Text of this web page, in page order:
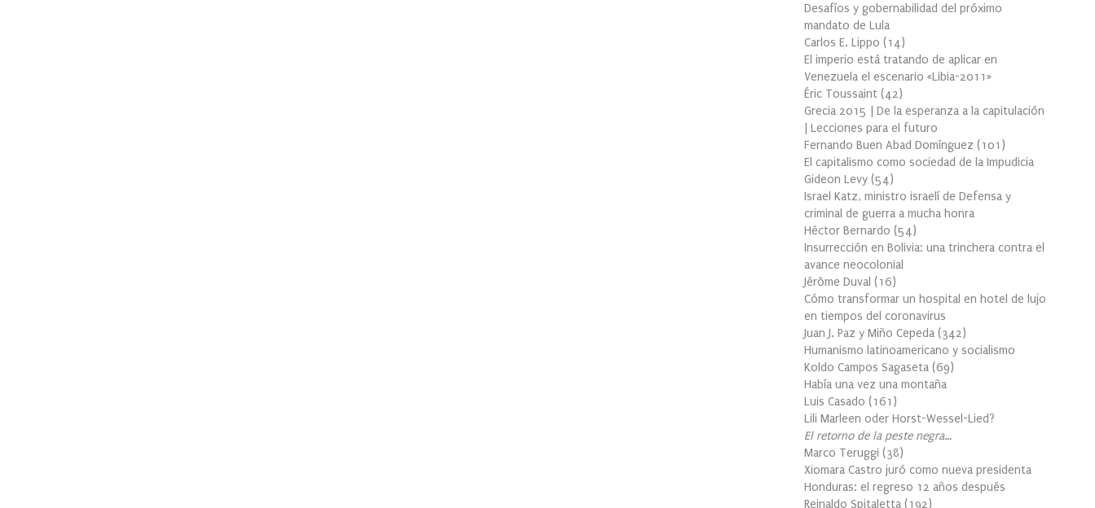
Desafíos y gobernabilidad del próximo
mandato de Lula
Carlos E. Lippo (14)
El imperio está tratando de aplicar en
Venezuela el escenario «Libia-2011»
Éric Toussaint (42)
Grecia 2015 | De la esperanza a la capitulación
| Lecciones para el futuro
Fernando Buen Abad Domínguez (101 )
El capitalismo como sociedad de la Impudicia
Gideon Levy (54)
Israel Katz, ministro israelí de Defensa y
criminal de guerra a mucha honra
Héctor Bernardo (54)
Insurrección en Bolivia: una trinchera contra el
avance neocolonial
Jérôme Duval (16)
Cómo transformar un hospital en hotel de lujo
en tiempos del coronavirus
Juan J. Paz y Miño Cepeda (342)
Humanismo latinoamericano y socialismo
Koldo Campos Sagaseta (69)
Había una vez una montaña
Luis Casado (161 )
Lili Marleen oder Horst-Wessel-Lied?
El retorno de la peste negra…
Marco Teruggi (38)
Xiomara Castro juró como nueva presidenta
Honduras: el regreso 12 años después
Reinaldo Spitaletta (192)